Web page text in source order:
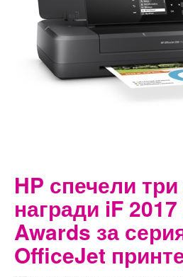
HP спечели
награди iF
Awards за
OfficeJet